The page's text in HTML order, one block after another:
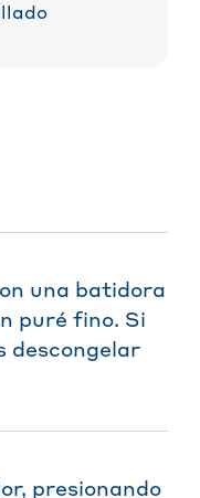
una batidora
puré fino. Si
descongelar
presionando